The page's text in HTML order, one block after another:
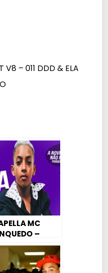
V8 – 011 DDD & ELA
MC
–
O PIRU NELA